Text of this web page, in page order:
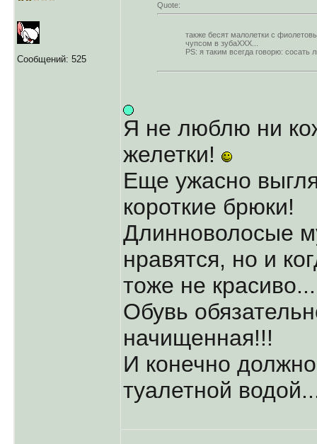
Сообщений: 525
Quote:
также бесят малолетки с
чупсом в зубаХХХ...
PS: я таким всегда говорю: сосать
Я не люблю ни
желетки!
Еще ужасно
короткие брюки!
Длинноволосые
нравятся, но и
тоже не красиво...
Обувь
начищенная!!!
И конечно
туалетной